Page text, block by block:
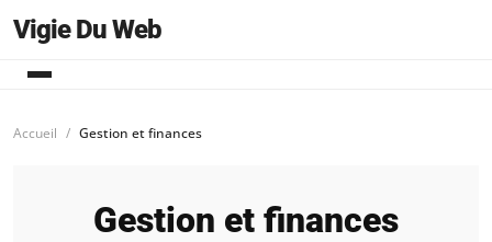
Vigie Du Web
Accueil Gestion et finances
Gestion et finances